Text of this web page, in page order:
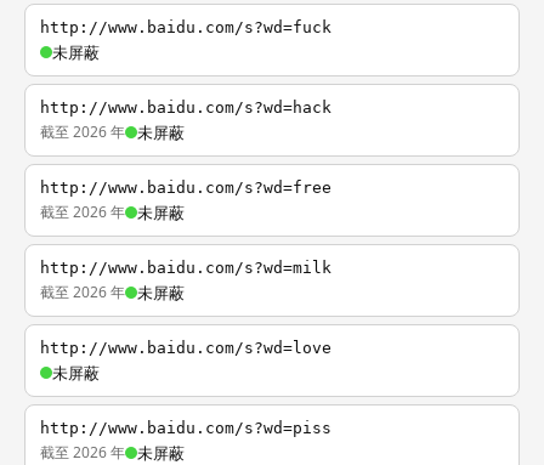
http://www.baidu.com/s?wd=fuck
未屏蔽
http://www.baidu.com/s?wd=hack
截至 2026 年 未屏蔽
http://www.baidu.com/s?wd=free
截至 2026 年 未屏蔽
http://www.baidu.com/s?wd=milk
截至 2026 年 未屏蔽
http://www.baidu.com/s?wd=love
未屏蔽
http://www.baidu.com/s?wd=piss
截至 2026 年 未屏蔽